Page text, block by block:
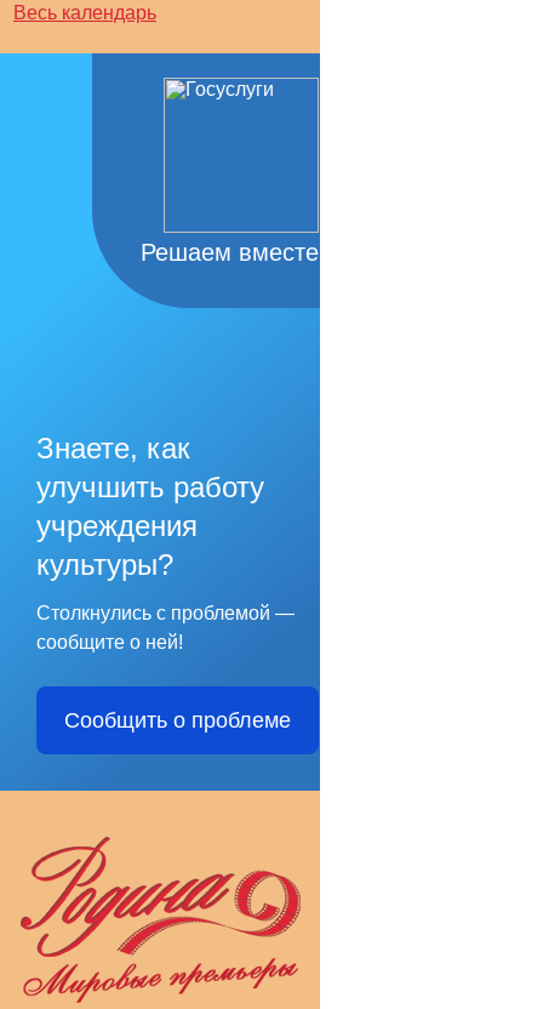
Весь календарь
Решаем вместе
Знаете, как
улучшить работу
учреждения
культуры?
Столкнулись с проблемой —
сообщите о ней!
Сообщить о проблеме